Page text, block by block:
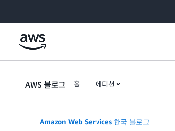
AWS 블로그 홈 에디션
Amazon Web Services 한국 블로그